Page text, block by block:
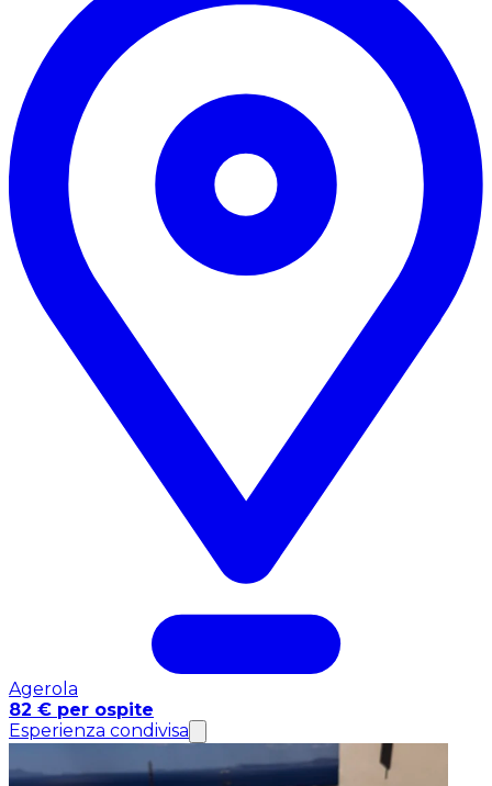
Agerola
82 € per ospite
Esperienza condivisa